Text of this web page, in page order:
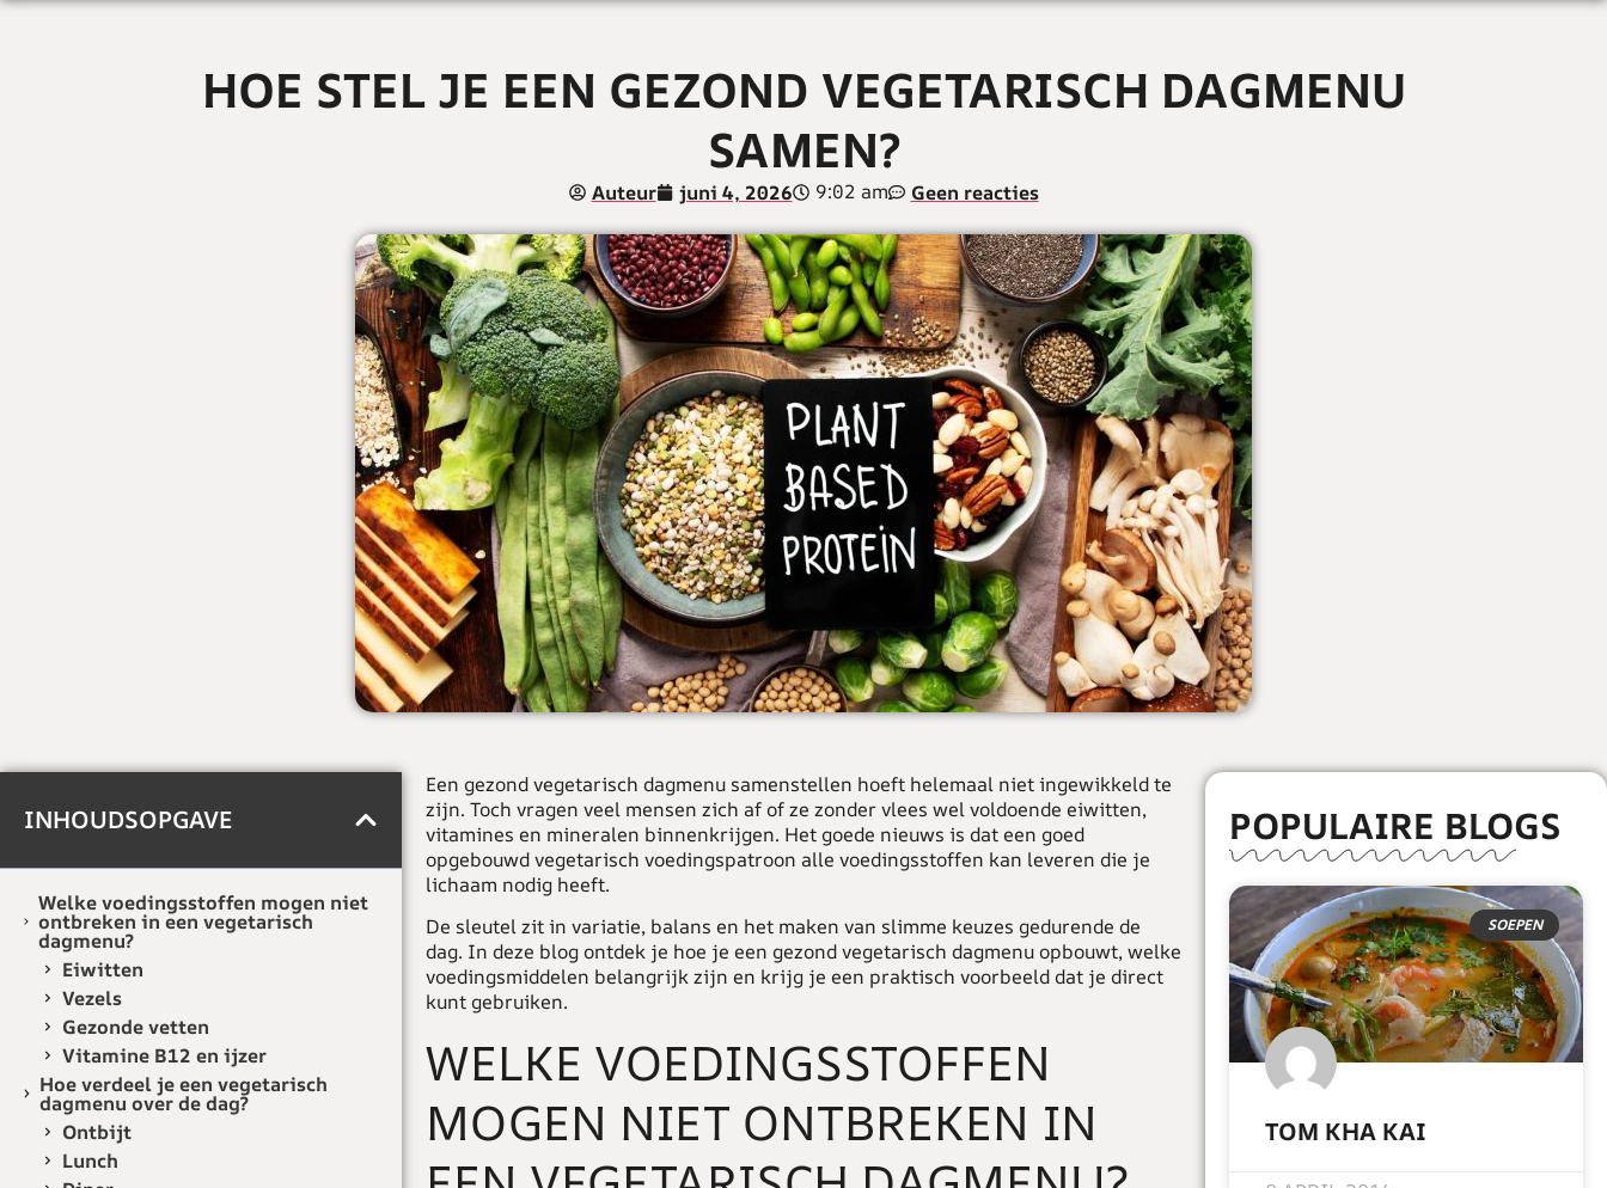
HOE STEL JE EEN GEZOND VEGETARISCH DAGMENU
SAMEN?
Auteur juni 4, 2026 9:02 am Geen reacties
INHOUDSOPGAVE
Welke voedingsstoffen mogen niet
ontbreken in een vegetarisch
dagmenu?
Eiwitten
Vezels
Gezonde vetten
Vitamine B12 en ijzer
Hoe verdeel je een vegetarisch
dagmenu over de dag?
Ontbijt
Lunch
Een gezond vegetarisch dagmenu samenstellen hoeft helemaal niet ingewikkeld te
zijn. Toch vragen veel mensen zich af of ze zonder vlees wel voldoende eiwitten,
vitamines en mineralen binnenkrijgen. Het goede nieuws is dat een goed
opgebouwd vegetarisch voedingspatroon alle voedingsstoffen kan leveren die je
lichaam nodig heeft.
De sleutel zit in variatie, balans en het maken van slimme keuzes gedurende de
dag. In deze blog ontdek je hoe je een gezond vegetarisch dagmenu opbouwt, welke
voedingsmiddelen belangrijk zijn en krijg je een praktisch voorbeeld dat je direct
kunt gebruiken.
WELKE VOEDINGSSTOFFEN
MOGEN NIET ONTBREKEN IN
POPULAIRE BLOGS
SOEPEN
TOM KHA KAI